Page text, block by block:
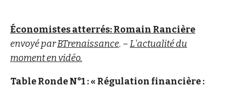
Économistes atterrés: Romain Rancière
envoyé parBTrenaissance. –L'actualité du
moment en vidéo.
Table Ronde N°1 : « Régulation financière :